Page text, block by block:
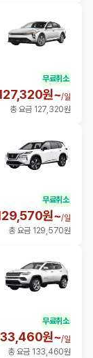
무료취소
원~/일
총 요금 127,320원
무료취소
원~/일
총 요금 129,570원
무료취소
원~/일
총 요금 133,460원